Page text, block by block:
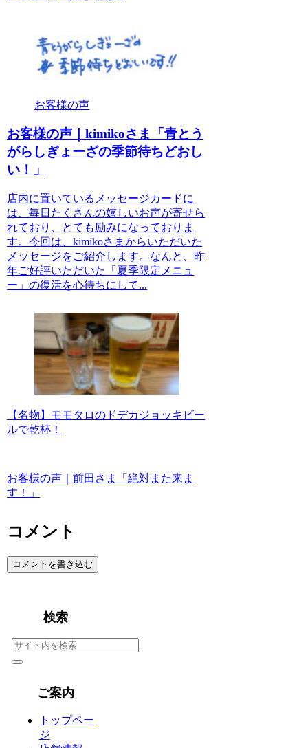
お客様の声
お客様の声｜kimikoさま「青とう
がらしぎょーざの季節待ちどおし
い！」
店内に置いているメッセージカードに
は、毎日たくさんの嬉しいお声が寄せら
れており、とても励みになっておりま
す。今回は、kimikoさまからいただいた
メッセージをご紹介します。なんと、昨
年ご好評いただいた「夏季限定メニュ
ー」の復活を心待ちにして...
【名物】モモタロのドデカジョッキビー
ルで乾杯！
お客様の声｜前田さま「絶対また来ま
す！」
コメント
コメントを書き込む
検索
ご案内
トップペー
ジ